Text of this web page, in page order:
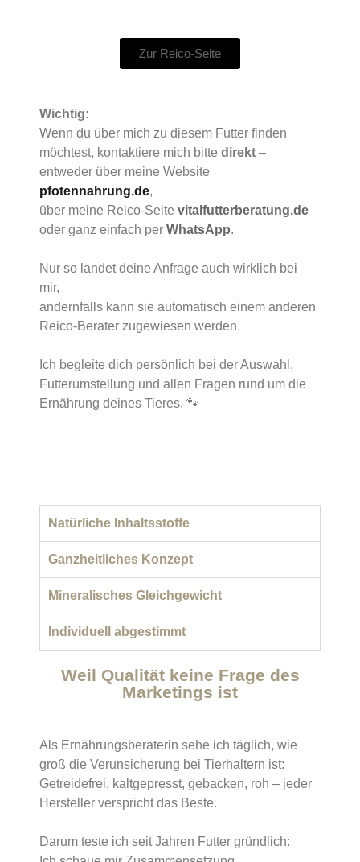
Zur Reico-Seite
Wichtig:
Wenn du über mich zu diesem Futter finden
möchtest, kontaktiere mich bittedirekt –
entweder über meine Website
pfotennahrung.de,
über meine Reico-Seitevitalfutterberatung.de
oder ganz einfach perWhatsApp.
Nur so landet deine Anfrage auch wirklich bei
mir,
andernfalls kann sie automatisch einem anderen
Reico-Berater zugewiesen werden.
Ich begleite dich persönlich bei der Auswahl,
Futterumstellung und allen Fragen rund um die
Ernährung deines Tieres. 🐾
Natürliche Inhaltsstoffe
Ganzheitliches Konzept
Mineralisches Gleichgewicht
Individuell abgestimmt
Weil Qualität keine Frage des
Marketings ist
Als Ernährungsberaterin sehe ich täglich, wie
groß die Verunsicherung bei Tierhaltern ist:
Getreidefrei, kaltgepresst, gebacken, roh – jeder
Hersteller verspricht das Beste.
Darum teste ich seit Jahren Futter gründlich: